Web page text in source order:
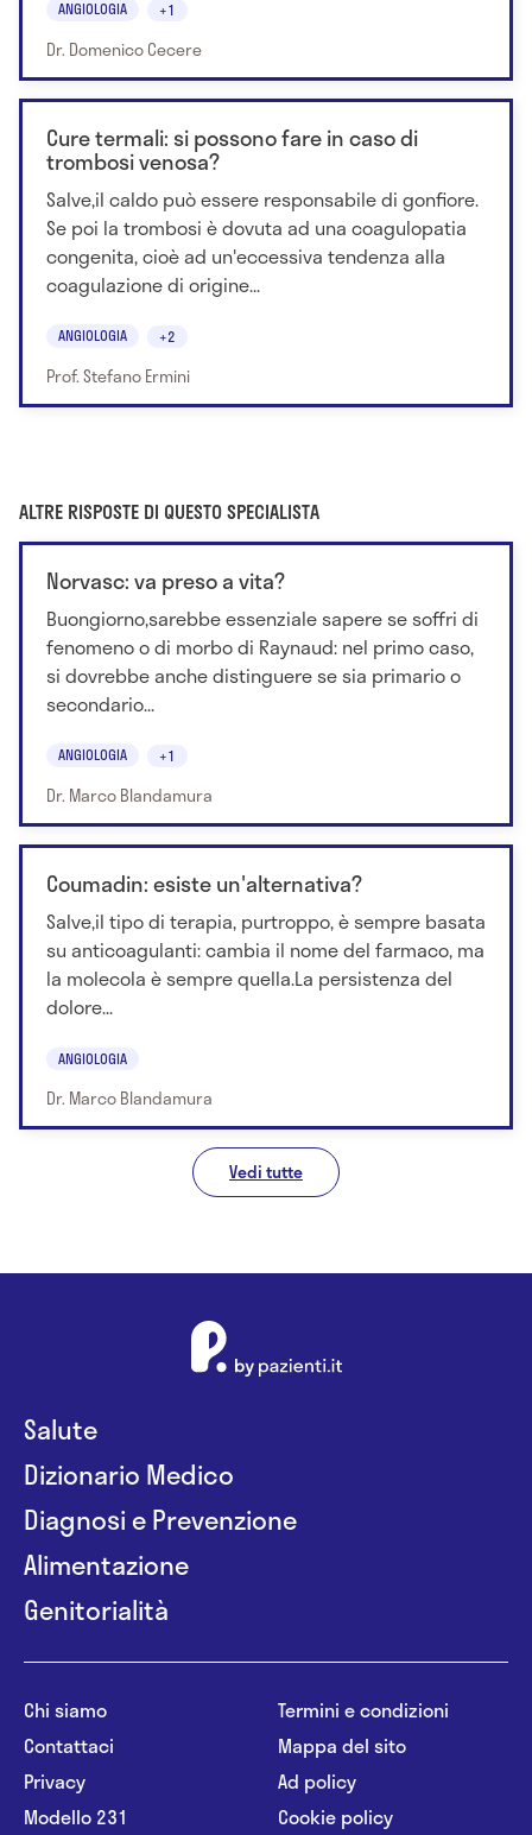
ANGIOLOGIA +1
Dr. Domenico Cecere
Cure termali: si possono fare in caso di
trombosi venosa?
Salve,il caldo può essere responsabile di gonfiore.
Se poi la trombosi è dovuta ad una coagulopatia
congenita, cioè ad un'eccessiva tendenza alla
coagulazione di origine...
ANGIOLOGIA +2
Prof. Stefano Ermini
ALTRE RISPOSTE DI QUESTO SPECIALISTA
Norvasc: va preso a vita?
Buongiorno,sarebbe essenziale sapere se soffri di
fenomeno o di morbo di Raynaud: nel primo caso,
si dovrebbe anche distinguere se sia primario o
secondario...
ANGIOLOGIA +1
Dr. Marco Blandamura
Coumadin: esiste un'alternativa?
Salve,il tipo di terapia, purtroppo, è sempre basata
su anticoagulanti: cambia il nome del farmaco, ma
la molecola è sempre quella.La persistenza del
dolore...
ANGIOLOGIA
Dr. Marco Blandamura
Vedi tutte
Salute
Dizionario Medico
Diagnosi e Prevenzione
Alimentazione
Genitorialità
Chi siamo
Contattaci
Privacy
Modello 231
Termini e condizioni
Mappa del sito
Ad policy
Cookie policy